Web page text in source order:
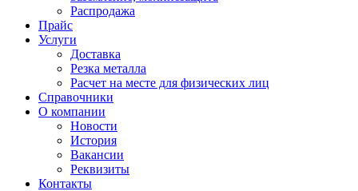
Распродажа
Прайс
Услуги
Доставка
Резка металла
Расчет на месте для физических лиц
Справочники
О компании
Новости
История
Вакансии
Реквизиты
Контакты